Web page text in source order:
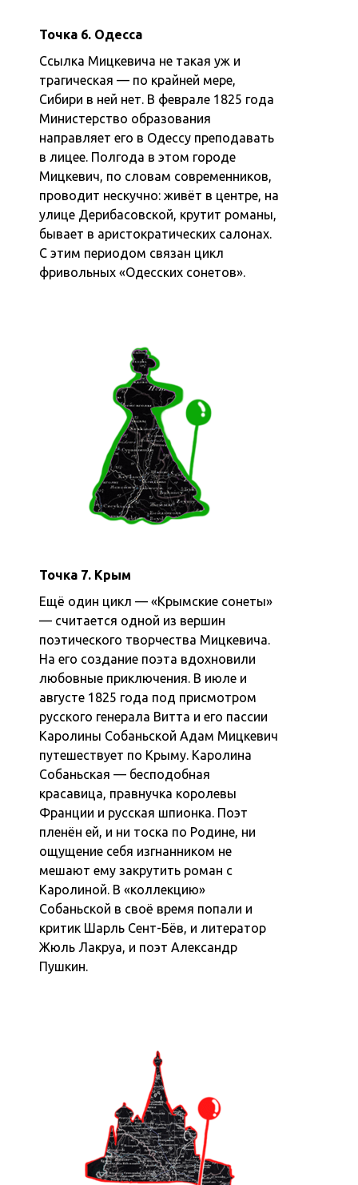
Точка 6. Одесса
Ссылка Мицкевича не такая уж и
трагическая — по крайней мере,
Сибири в ней нет. В феврале 1825 года
Министерство образования
направляет его в Одессу преподавать
в лицее. Полгода в этом городе
Мицкевич, по словам современников,
проводит нескучно: живёт в центре, на
улице Дерибасовской, крутит романы,
бывает в аристократических салонах.
С этим периодом связан цикл
фривольных «Одесских сонетов».
Точка 7. Крым
Ещё один цикл — «Крымские сонеты»
— считается одной из вершин
поэтического творчества Мицкевича.
На его создание поэта вдохновили
любовные приключения. В июле и
августе 1825 года под присмотром
русского генерала Витта и его пассии
Каролины Собаньской Адам Мицкевич
путешествует по Крыму. Каролина
Собаньская — бесподобная
красавица, правнучка королевы
Франции и русская шпионка. Поэт
пленён ей, и ни тоска по Родине, ни
ощущение себя изгнанником не
мешают ему закрутить роман с
Каролиной. В «коллекцию»
Собаньской в своё время попали и
критик Шарль Сент-Бёв, и литератор
Жюль Лакруа, и поэт Александр
Пушкин.